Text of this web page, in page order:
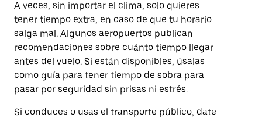
A veces, sin importar el clima, solo quieres
tener tiempo extra, en caso de que tu horario
salga mal. Algunos aeropuertos publican
recomendaciones sobre cuánto tiempo llegar
antes del vuelo. Si están disponibles, úsalas
como guía para tener tiempo de sobra para
pasar por seguridad sin prisas ni estrés.
Si conduces o usas el transporte público, date